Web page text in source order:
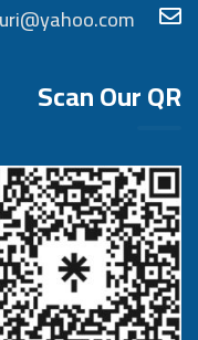
Scan Our QR